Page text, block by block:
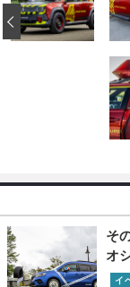
‹
そ
オ
イ